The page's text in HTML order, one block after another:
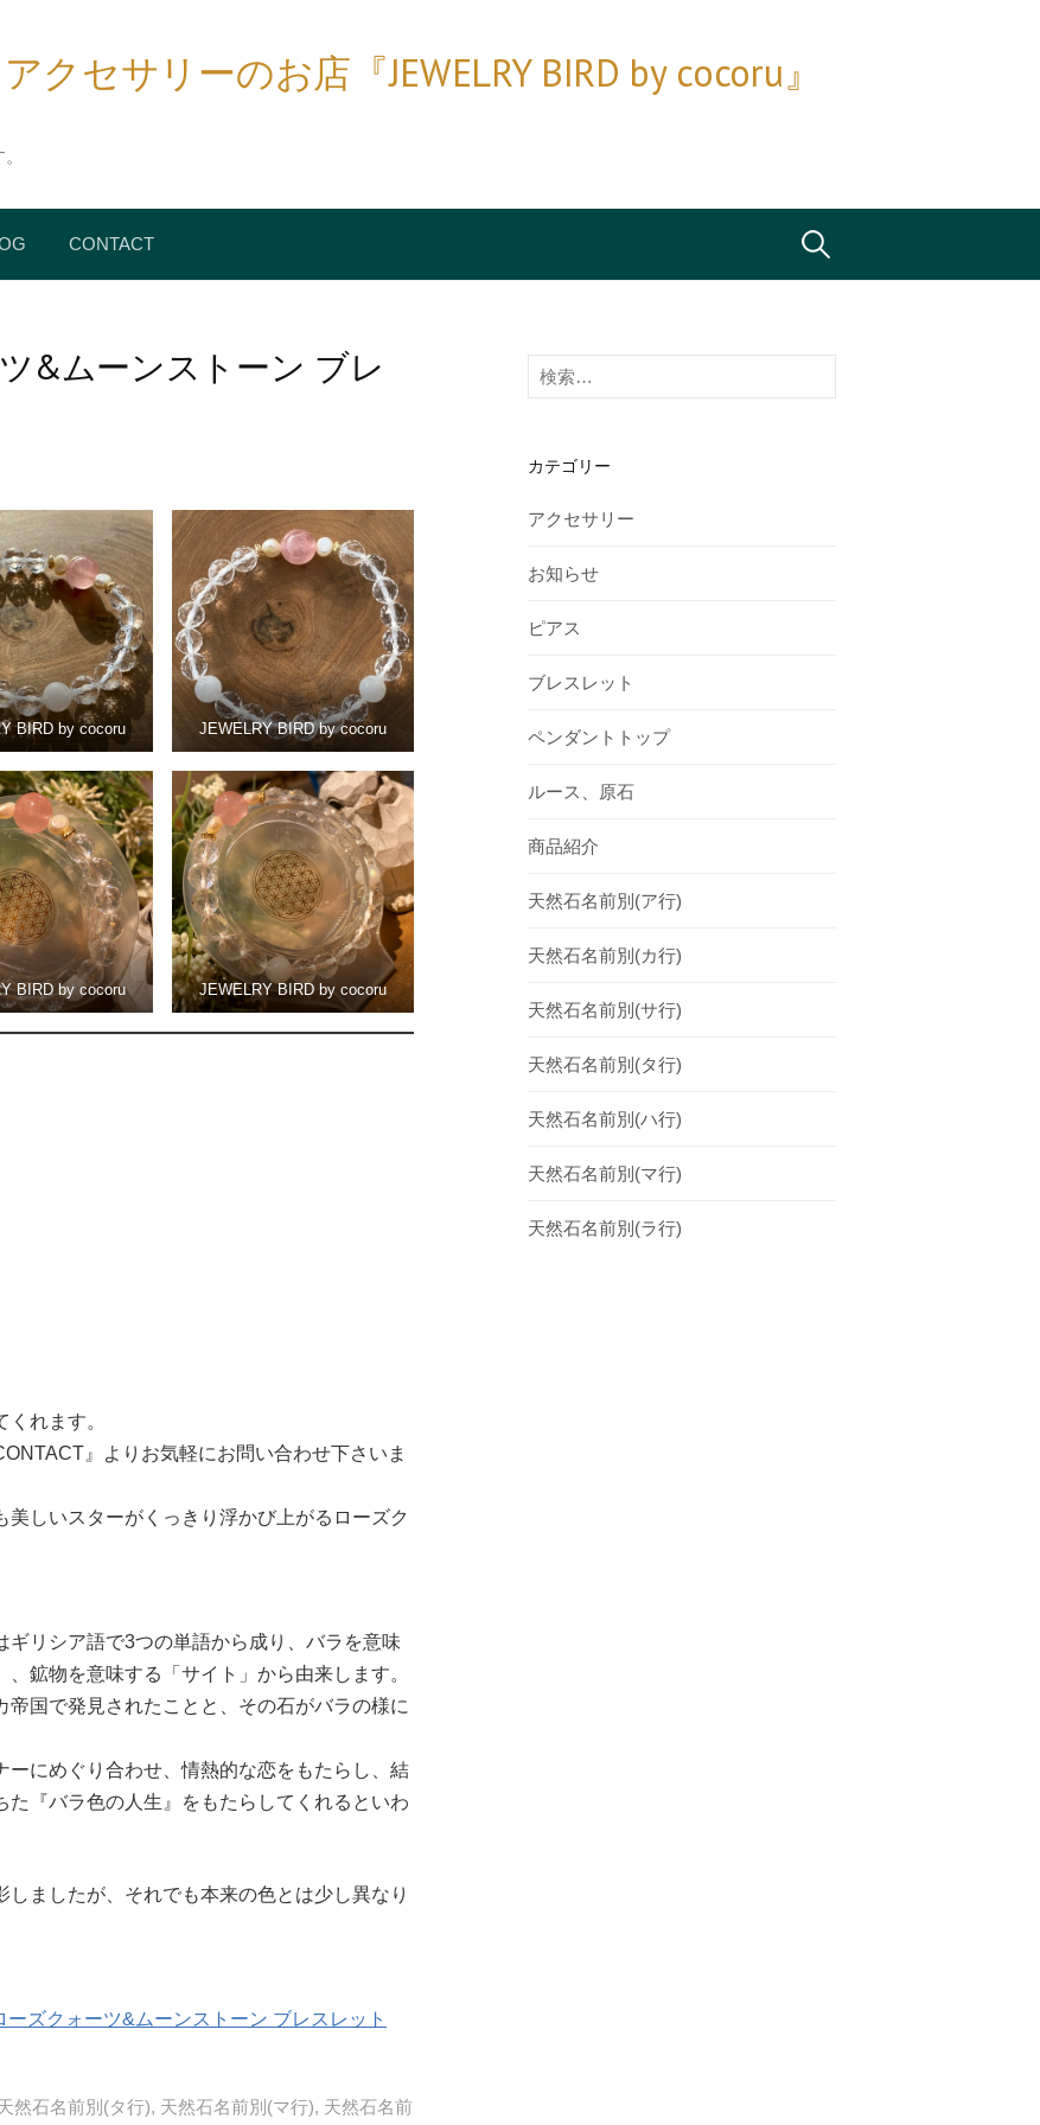
クセサリーのお店『JEWELRY BIRD by cocoru』
CONTACT 検
&ムーンストーン ブレ
BIRD by cocoru JEWELRY BIRD by cocoru
BIRD by cocoru JEWELRY BIRD by cocoru
れます。
』よりお気軽にお問い合わせ下さいま
しいスターがくっきり浮かび上がるローズク
リシア語で3つの単語から成り、バラを意味
鉱物を意味する「サイト」から由来します。
国で発見されたことと、その石がバラの様に
にめぐり合わせ、情熱的な恋をもたらし、結
『バラ色の人生』をもたらしてくれるといわ
ましたが、それでも本来の色とは少し異なり
ズクォーツ&ムーンストーン ブレスレット
然石名前別(タ行), 天然石名前別(マ行), 天然石名前
検
索:
カテゴリー
アクセサリー
お知らせ
ピアス
ブレスレット
ペンダントトップ
ルース、原石
商品紹介
天然石名前別(ア行)
天然石名前別(カ行)
天然石名前別(サ行)
天然石名前別(タ行)
天然石名前別(ハ行)
天然石名前別(マ行)
天然石名前別(ラ行)